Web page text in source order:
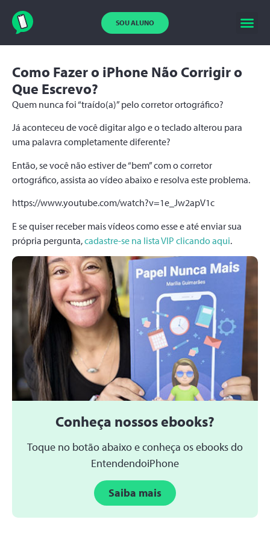
SOU ALUNO
Como Fazer o iPhone Não Corrigir o
Que Escrevo?
Quem nunca foi “traído(a)” pelo corretor ortográfico?
Já aconteceu de você digitar algo e o teclado alterou para
uma palavra completamente diferente?
Então, se você não estiver de “bem” com o corretor
ortográfico, assista ao vídeo abaixo e resolva este problema.
https://www.youtube.com/watch?v=1e_Jw2apV1c
E se quiser receber mais vídeos como esse e até enviar sua
própria pergunta,cadastre-se na lista VIP clicando aqui.
Conheça nossos ebooks?
Toque no botão abaixo e conheça os ebooks do
EntendendoiPhone
Saiba mais